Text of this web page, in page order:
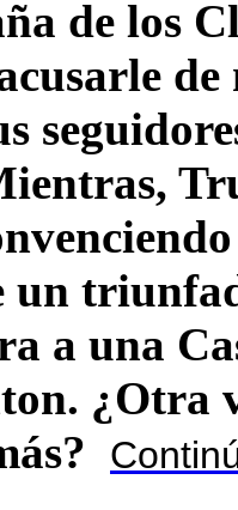
de los
un
a una
¿Otra